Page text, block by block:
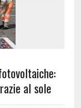
al sole